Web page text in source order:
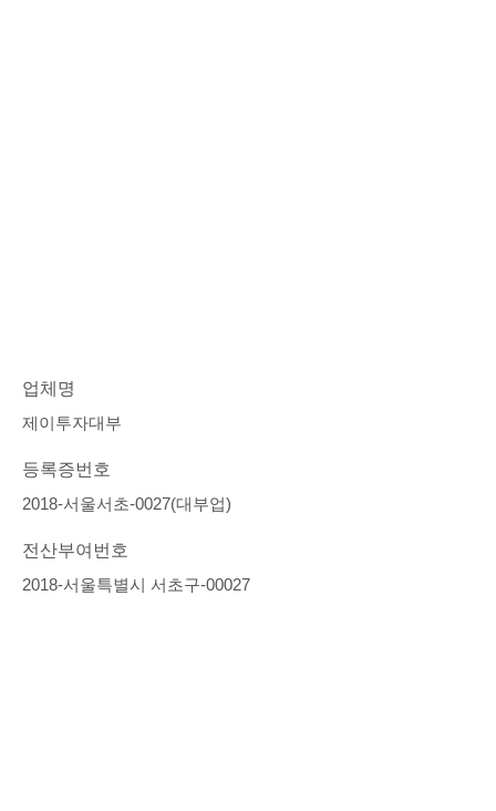
업체명
제이투자대부
등록증번호
2018-서울서초-0027(대부업)
전산부여번호
2018-서울특별시 서초구-00027